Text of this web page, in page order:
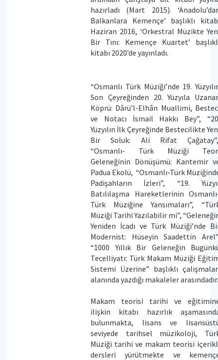
hazırladı (Mart 2015).
Balkanlara Kemençe’ başlıklı
Haziran 2016, ‘Orkestral Müzikte
Bir Tını: Kemençe Kuartet’
kitabı 2020’de yayınladı.
“Osmanlı Türk Müziği’nde 19.
Son Çeyreğinden 20. Yüzyıla
Köprü: Dârü’l-Elhân Muallimi,
ve Notacı İsmail Hakkı Bey”,
Yüzyılın İlk Çeyreğinde Bestecilikte
Bir Soluk: Ali Rifat
“Osmanlı- Türk Müziği
Geleneğinin Dönüşümü: Kantemir
Padua Ekolü, “Osmanlı-Türk
Padişahların İzleri”, “19.
Batılılaşma Hareketlerinin
Türk Müziğine Yansımaları”,
Müziği Tarihi Yazılabilir mi”,
Yeniden İcadı ve Türk Müziği’nde
Modernist: Hüseyin Saadettin
“1000 Yıllık Bir Geleneğin
Tecelliyatı: Türk Makam Müziği
Sistemi Üzerine” başlıklı
alanında yazdığı makaleler arasındadır.
Makam teorisi tarihi ve
ilişkin kitabı hazırlık
bulunmakta, lisans ve
seviyede tarihsel müzikoloji,
Müziği tarihi ve makam teorisi
dersleri yürütmekte ve